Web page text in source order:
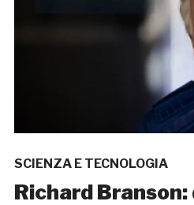
SCIENZA E TECNOLOGIA
Richard